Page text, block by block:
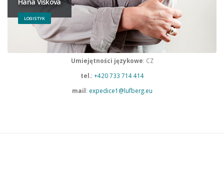
LOGISTYK
Umiejętności językowe: CZ
tel.: +420 733 714 414
mail: expedice1@lufberg.eu